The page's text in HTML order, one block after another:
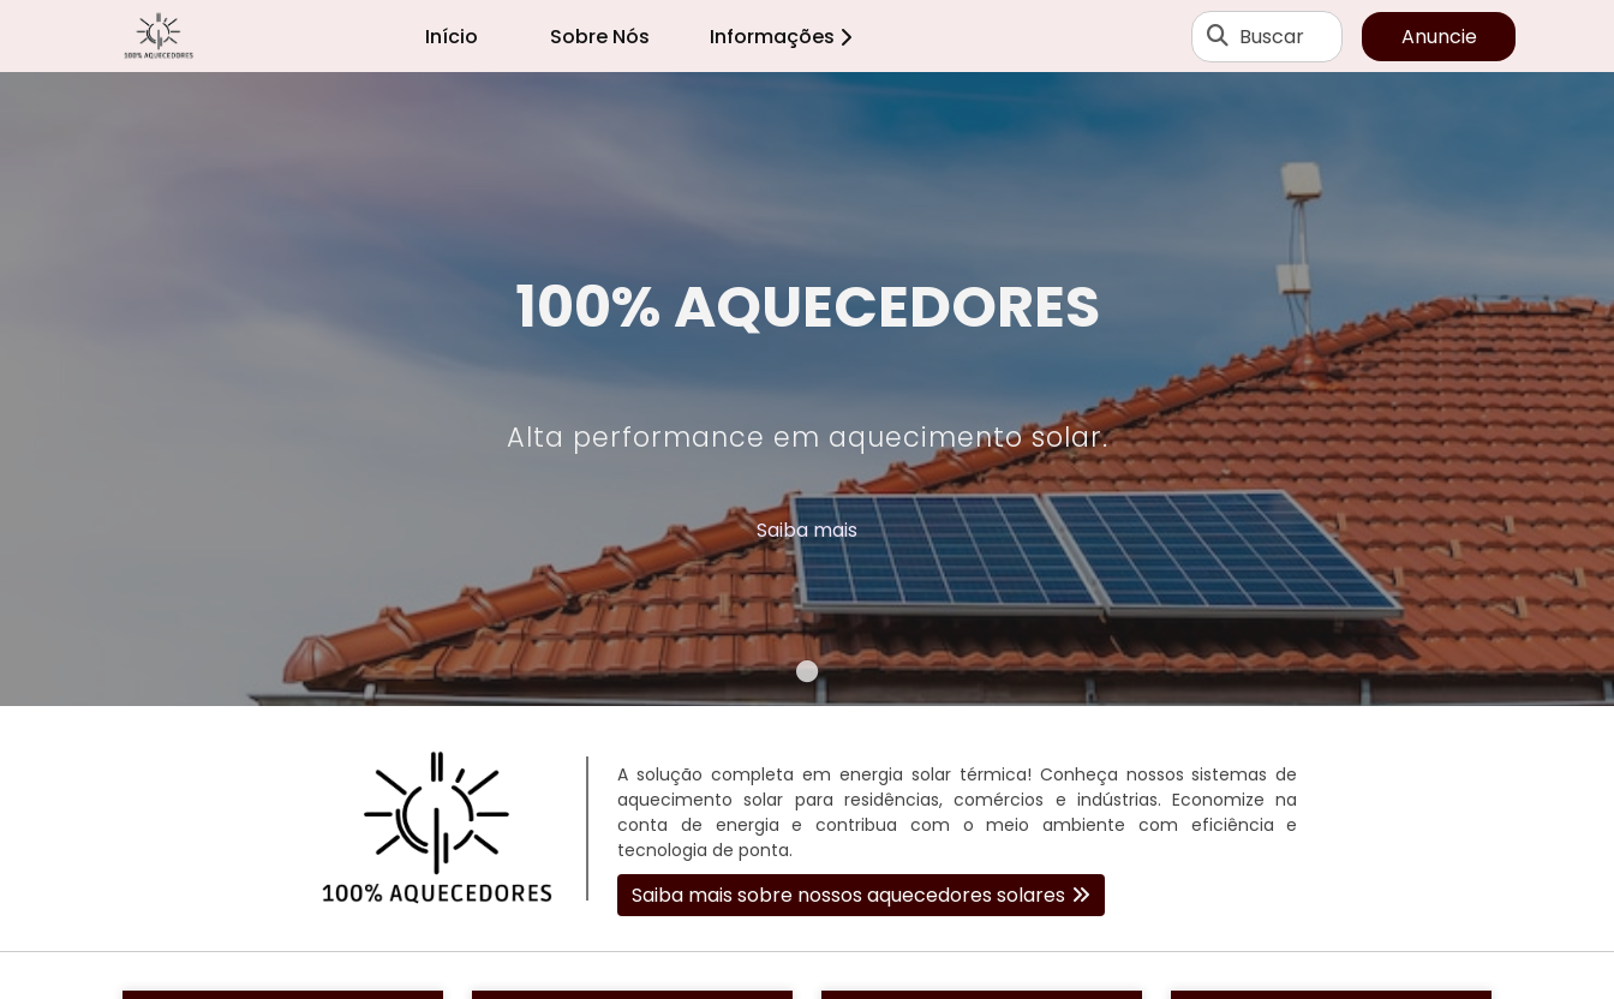
Início Sobre Nós Informações Buscar Anuncie
100% AQUECEDORES
Alta performance em aquecimento solar.
Saiba mais
A solução completa em energia solar térmica! Conheça nossos sistemas de
aquecimento solar para residências, comércios e indústrias. Economize na
conta de energia e contribua com o meio ambiente com eficiência e
tecnologia de ponta.
Saiba mais sobre nossos aquecedores solares